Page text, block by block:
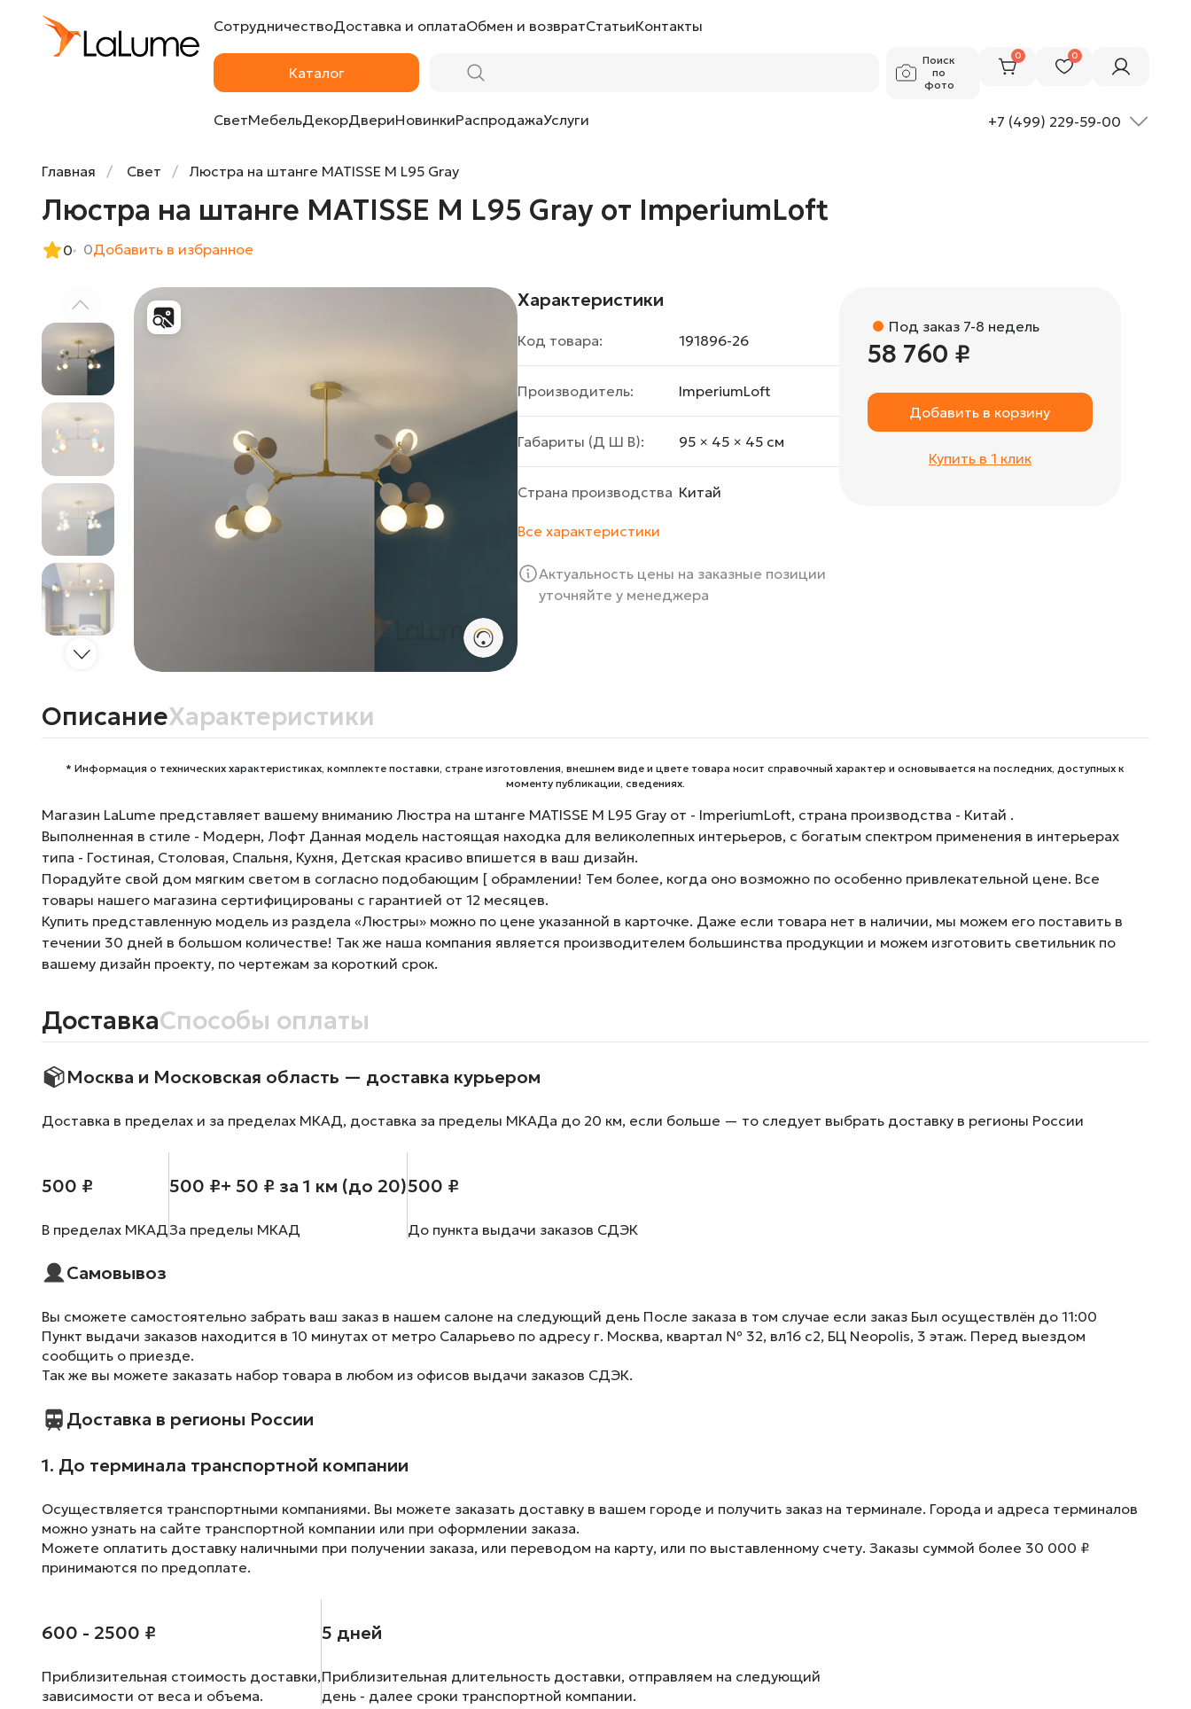
СотрудничествоДоставка и оплатаОбмен и возвратСтатьиКонтакты
Каталог
Поиск
по
фото
0 0
СветМебельДекорДвериНовинкиРаспродажаУслуги +7 (499) 229-59-00
Главная Свет Люстра на штанге MATISSE M L95 Gray
Люстра на штанге MATISSE M L95 Gray от ImperiumLoft
0 0Добавить в избранное
Характеристики
Код товара: 191896-26
Производитель: ImperiumLoft
Габариты (Д Ш В): 95 × 45 × 45 cм
Страна производства Китай
Все характеристики
Актуальность цены на заказные позиции
уточняйте у менеджера
Под заказ 7-8 недель
58 760 ₽
Добавить в корзину
Купить в 1 клик
ОписаниеХарактеристики
* Информация о технических характеристиках, комплекте поставки, стране изготовления, внешнем виде и цвете товара носит справочный характер и основывается на последних, доступных к
моменту публикации, сведениях.
Магазин LaLume представляет вашему вниманию Люстра на штанге MATISSE M L95 Gray от - ImperiumLoft, страна производства - Китай .
Выполненная в стиле - Модерн, Лофт Данная модель настоящая находка для великолепных интерьеров, с богатым спектром применения в интерьерах
типа - Гостиная, Столовая, Спальня, Кухня, Детская красиво впишется в ваш дизайн.
Порадуйте свой дом мягким светом в согласно подобающим [ обрамлении! Тем более, когда оно возможно по особенно привлекательной цене. Все
товары нашего магазина сертифицированы с гарантией от 12 месяцев.
Купить представленную модель из раздела «Люстры» можно по цене указанной в карточке. Даже если товара нет в наличии, мы можем его поставить в
течении 30 дней в большом количестве! Так же наша компания является производителем большинства продукции и можем изготовить светильник по
вашему дизайн проекту, по чертежам за короткий срок.
ДоставкаСпособы оплаты
Москва и Московская область — доставка курьером
Доставка в пределах и за пределах МКАД, доставка за пределы МКАДа до 20 км, если больше — то следует выбрать доставку в регионы России
500 ₽
В пределах МКАД
500 ₽+ 50 ₽ за 1 км (до 20)
За пределы МКАД
500 ₽
До пункта выдачи заказов СДЭК
Самовывоз
Вы сможете самостоятельно забрать ваш заказ в нашем салоне на следующий день После заказа в том случае если заказ Был осуществлён до 11:00
Пункт выдачи заказов находится в 10 минутах от метро Саларьево по адресу г. Москва, квартал № 32, вл16 с2, БЦ Neopolis, 3 этаж. Перед выездом
сообщить о приезде.
Так же вы можете заказать набор товара в любом из офисов выдачи заказов СДЭК.
Доставка в регионы России
1. До терминала транспортной компании
Осуществляется транспортными компаниями. Вы можете заказать доставку в вашем городе и получить заказ на терминале. Города и адреса терминалов
можно узнать на сайте транспортной компании или при оформлении заказа.
Можете оплатить доставку наличными при получении заказа, или переводом на карту, или по выставленному счету. Заказы суммой более 30 000 ₽
принимаются по предоплате.
600 - 2500 ₽
Приблизительная стоимость доставки,
зависимости от веса и объема.
5 дней
Приблизительная длительность доставки, отправляем на следующий
день - далее сроки транспортной компании.
Люстра на штанге MATISSE M L95 Gray от ImperiumLoft